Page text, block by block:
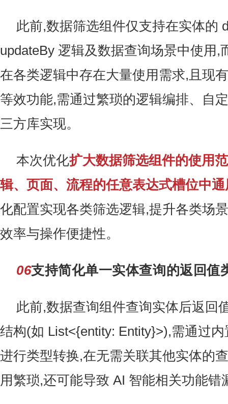
此前,数据筛选组件仅支持在实体的
updateBy 逻辑及数据查询场景中使用,
在各类逻辑中存在大量使用需求,且现
等效功能,需通过繁琐的逻辑编排、自
三方库实现。
本次优化扩大数据筛选组件的使用
辑、页面、流程的任意表达式槽位中通
化配置实现各类筛选逻辑,提升各类场
效率与操作便捷性。
06支持简化单一实体查询的返回值
此前,数据查询组件查询实体后返回
结构(如 List<{entity: Entity}>),需通过
进行类型转换,在无需关联其他实体的
用繁琐,还可能导致 AI 智能相关功能错